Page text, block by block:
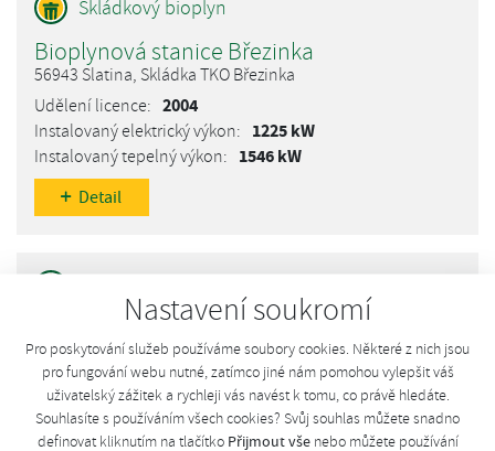
Nastavení soukromí
Pro poskytování služeb používáme soubory cookies. Některé z nich jsou
pro fungování webu nutné, zatímco jiné nám pomohou vylepšit váš
uživatelský zážitek a rychleji vás navést k tomu, co právě hledáte.
Souhlasíte s používáním všech cookies? Svůj souhlas můžete snadno
definovat kliknutím na tlačítko Přijmout všenebo můžete používání
Bioplynová stanice Březinka
56943 Slatina, Skládka TKO Březinka
2004
1225 kW
1546 kW
Detail
664 67 Bratčice, Skalní
2011
1050 kW
576 kW